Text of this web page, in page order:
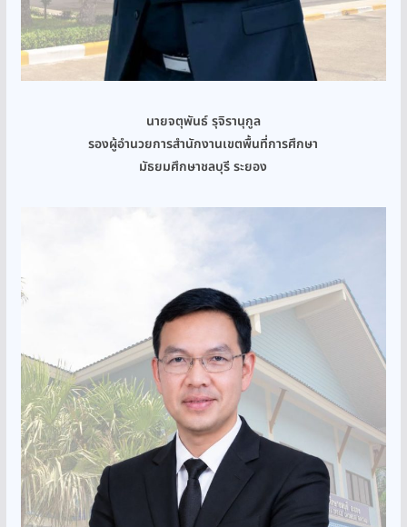
นายจตุพันธ์ รุจิรานุกูล
รองผู้อำนวยการสำนักงานเขตพื้นที่การศึกษา
มัธยมศึกษาชลบุรี ระยอง